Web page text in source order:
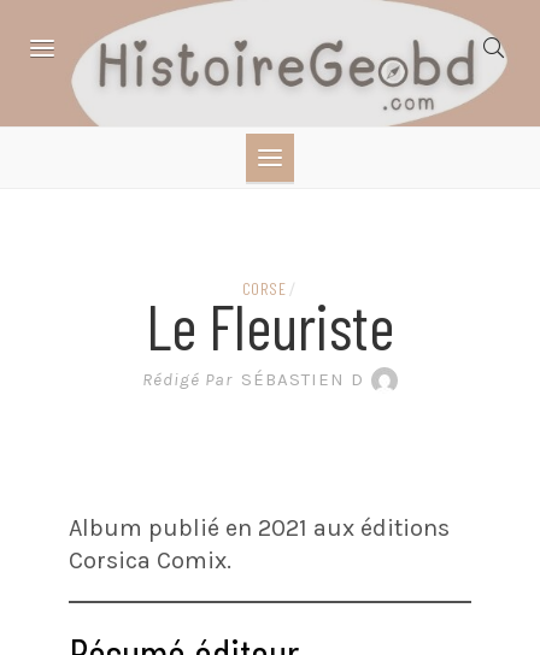
LITTÉRATURE EN
BANDE DESSINÉE
CORSE /
Le Fleuriste
Rédigé Par SÉBASTIEN D
Album publié en 2021 aux éditions
Corsica Comix.